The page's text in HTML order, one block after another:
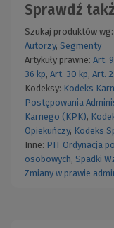
Sprawdź
Szukaj produktów wg:
Autorzy, Segmenty
Artykuły prawne: Art.
36 kp, Art. 30 kp, Art.
Kodeksy: Kodeks
Postępowania
Karnego (KPK),
Opiekuńczy, Kodeks
Inne: PIT Ordynacja
osobowych, Spadki
Zmiany w prawie